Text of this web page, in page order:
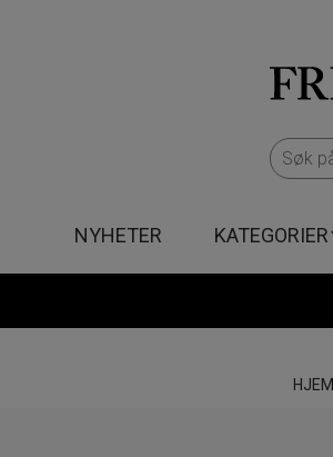
NYHETER KATEGORIER
HJEM